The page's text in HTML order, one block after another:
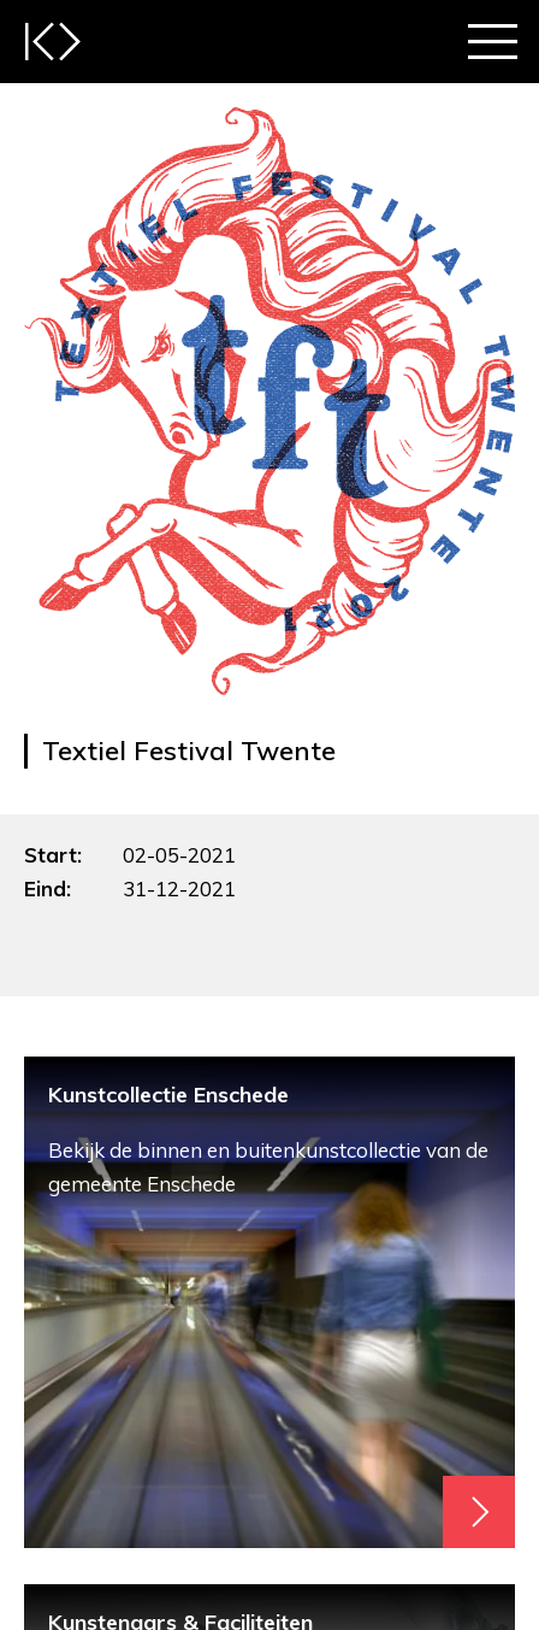
Textiel Festival Twente
Start:
02-05-2021
Eind:
31-12-2021
Kunstcollectie Enschede
Bekijk de binnen en buitenkunstcollectie van de
gemeente Enschede
Kunstenaars & Faciliteiten